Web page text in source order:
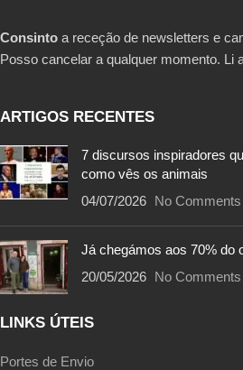
Consinto a receção de newsletters e
Posso cancelar a qualquer momento. Li
ARTIGOS RECENTES
7 discursos inspiradores
como vês os animais
04/07/2026 No Comments
Já chegámos aos 70% do
20/05/2026 No Comments
LINKS ÚTEIS
Portes de Envio